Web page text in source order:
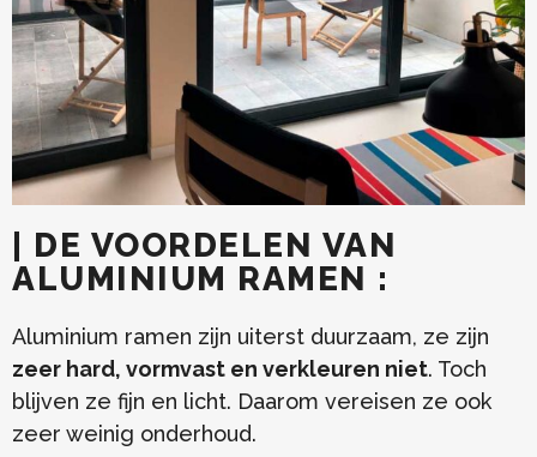
| DE VOORDELEN VAN
ALUMINIUM RAMEN :
Aluminium ramen zijn uiterst duurzaam, ze zijn
zeer hard, vormvast en verkleuren niet. Toch
blijven ze fijn en licht. Daarom vereisen ze ook
zeer weinig onderhoud.